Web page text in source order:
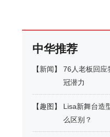
中华推荐
【新闻】
76人老板回应
冠潜力
【趣图 】
Lisa新舞台造
么区别？